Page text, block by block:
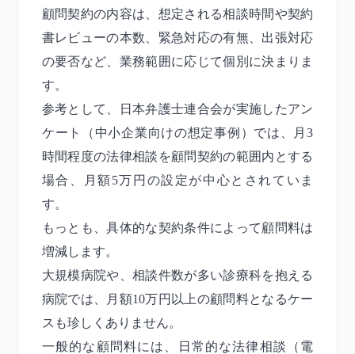
顧問契約の内容は、想定される相談時間や契約
書レビューの本数、緊急対応の有無、出張対応
の要否など、業務範囲に応じて個別に決まりま
す。
参考として、日本弁護士連合会が実施したアン
ケート（中小企業向けの想定事例）では、月3
時間程度の法律相談を顧問契約の範囲内とする
場合、月額5万円の設定が中心とされていま
す。
もっとも、具体的な契約条件によって顧問料は
増減します。
大規模病院や、相談件数が多い診療科を抱える
病院では、月額10万円以上の顧問料となるケー
スも珍しくありません。
一般的な顧問料には、日常的な法律相談（電